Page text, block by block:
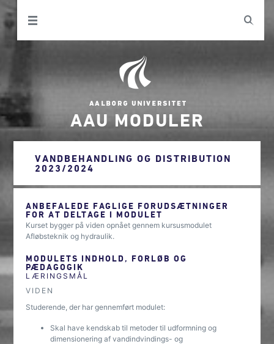
AAU MODULER
VANDBEHANDLING OG DISTRIBUTION
2023/2024
ANBEFALEDE FAGLIGE FORUDSÆTNINGER
FOR AT DELTAGE I MODULET
Kurset bygger på viden opnået gennem kursusmodulet
Afløbsteknik og hydraulik.
MODULETS INDHOLD, FORLØB OG
PÆDAGOGIK
LÆRINGSMÅL
VIDEN
Studerende, der har gennemført modulet:
Skal have kendskab til metoder til udformning og
dimensionering af vandindvindings- og